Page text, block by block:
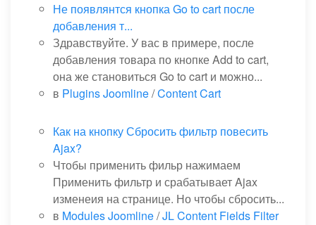
Не появлянтся кнопка Go to cart после
добавления т...
Здравствуйте. У вас в примере, после
добавления товара по кнопке Add to cart,
она же становиться Go to cart и можно...
в Plugins Joomline/Content Cart
Как на кнопку Сбросить фильтр повесить
Ajax?
Чтобы применить фильр нажимаем
Применить фильтр и срабатывает Ajax
изменеия на странице. Но чтобы сбросить...
в Modules Joomline/JL Content Fields Filter